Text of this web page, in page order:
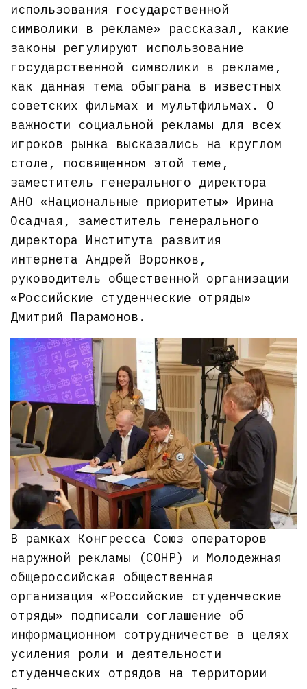
использования государственной
символики в рекламе» рассказал, какие
законы регулируют использование
государственной символики в рекламе,
как данная тема обыграна в известных
советских фильмах и мультфильмах. О
важности социальной рекламы для всех
игроков рынка высказались на круглом
столе, посвященном этой теме,
заместитель генерального директора
АНО «Национальные приоритеты» Ирина
Осадчая, заместитель генерального
директора Института развития
интернета Андрей Воронков,
руководитель общественной организации
«Российские студенческие отряды»
Дмитрий Парамонов.
В рамках Конгресса Союз операторов
наружной рекламы (СОНР) и Молодежная
общероссийская общественная
организация «Российские студенческие
отряды» подписали соглашение об
информационном сотрудничестве в целях
усиления роли и деятельности
студенческих отрядов на территории